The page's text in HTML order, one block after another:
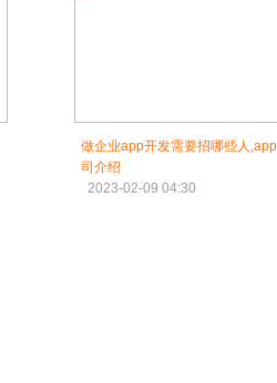
做企业app开发需要招哪些人
司介绍
2023-02-09 04:30